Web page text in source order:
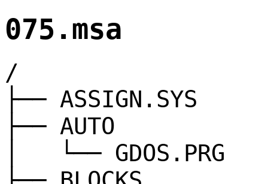
075.msa
/
├── ASSIGN.SYS
├── AUTO
│ └── GDOS.PRG